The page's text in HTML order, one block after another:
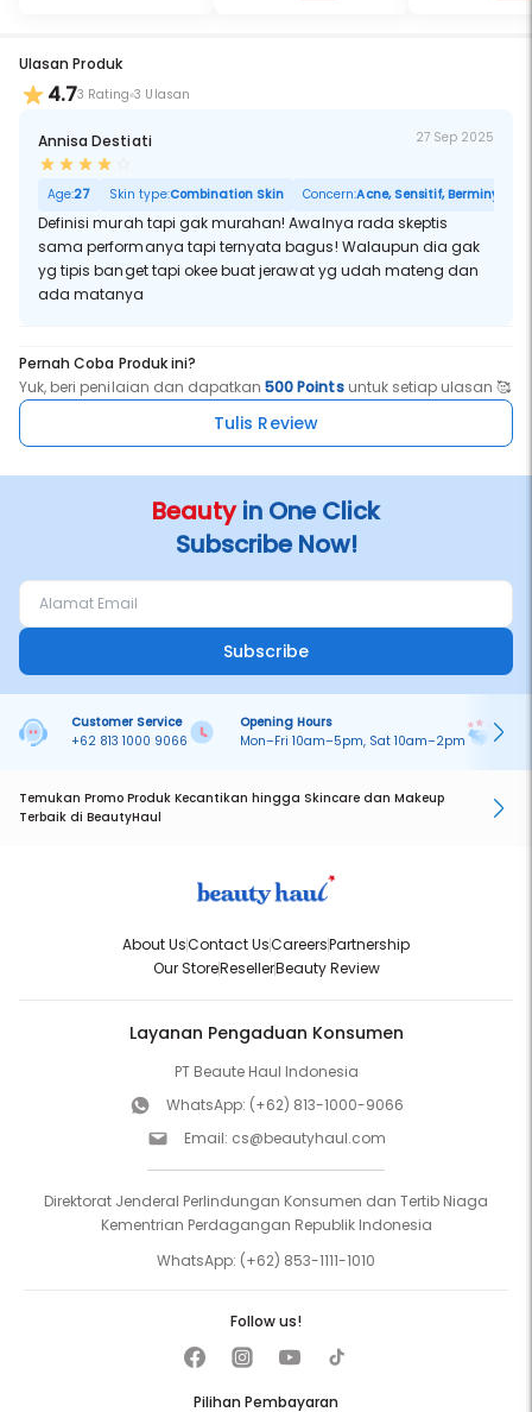
Ulasan Produk
4.73 Rating 3 Ulasan
Annisa Destiati 27 Sep 2025
Age:27 Skin type:Combination Skin Concern:Acne, Sensitif, Berminyak,
Definisi murah tapi gak murahan! Awalnya rada skeptis
sama performanya tapi ternyata bagus! Walaupun dia gak
yg tipis banget tapi okee buat jerawat yg udah mateng dan
ada matanya
Pernah Coba Produk ini?
Yuk, beri penilaian dan dapatkan500 Pointsuntuk setiap ulasan 🥰
Tulis Review
Beautyin One Click
Subscribe Now!
Subscribe
Customer Service
+62 813 1000 9066
Opening Hours
Mon–Fri 10am–5pm, Sat 10am–2pm
Temukan Promo Produk Kecantikan hingga Skincare dan Makeup
Terbaik di BeautyHaul
About UsContact UsCareersPartnership
Our StoreResellerBeauty Review
Layanan Pengaduan Konsumen
PT Beaute Haul Indonesia
WhatsApp: (+62) 813-1000-9066
Email: cs@beautyhaul.com
Direktorat Jenderal Perlindungan Konsumen dan Tertib Niaga
Kementrian Perdagangan Republik Indonesia
WhatsApp: (+62) 853-1111-1010
Pilihan Pembayaran
Follow us!